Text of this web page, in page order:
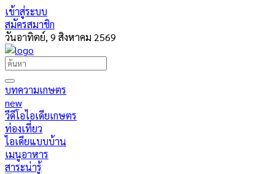
เข้าสู่ระบบ
สมัครสมาชิก
วันอาทิตย์, 9 สิงหาคม 2569
บทความเกษตร
new
วีดีโอไอเดียเกษตร
ท่องเที่ยว
ไอเดียแบบบ้าน
เมนูอาหาร
สาระน่ารู้